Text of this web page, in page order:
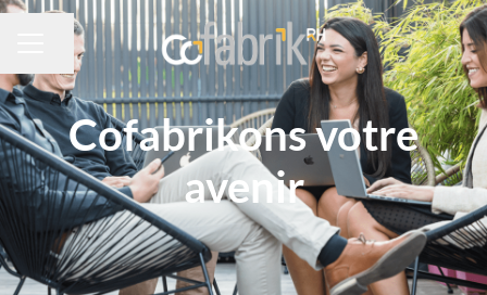
MENU CARRIÈRE
Partager la page
Cofabrikons votre
avenir